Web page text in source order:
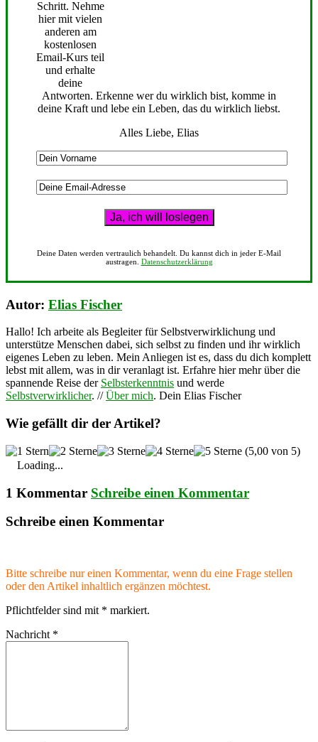
Schritt. Nehme
hier mit vielen
anderen am
kostenlosen
Email-Kurs teil
und erhalte
deine
Antworten. Erkenne wer du wirklich bist, komme in
deine Kraft und lebe ein Leben, das du wirklich liebst.
Alles Liebe, Elias
Deine Daten werden vertraulich behandelt. Du kannst dich in jeder E-Mail
austragen. Datenschutzerklärung
Autor: Elias Fischer
Hallo! Ich arbeite als Begleiter für Selbstverwirklichung und
unterstütze Menschen dabei, sich selbst zu finden und ihr wirklich
eigenes Leben zu leben. Mein Anliegen ist es, dass du dich komplett
lebst mit allem, was in dir veranlagt ist. Erfahre hier mehr über die
spannende Reise der Selbsterkenntnis und werde
Selbstverwirklicher. //Über mich. Dein Elias Fischer
Wie gefällt dir der Artikel?
(5,00 von 5)
Loading...
1 Kommentar Schreibe einen Kommentar
Schreibe einen Kommentar
Bitte schreibe nur einen Kommentar, wenn du eine Frage stellen
oder den Artikel inhaltlich ergänzen möchtest.
Pflichtfelder sind mit * markiert.
Nachricht *